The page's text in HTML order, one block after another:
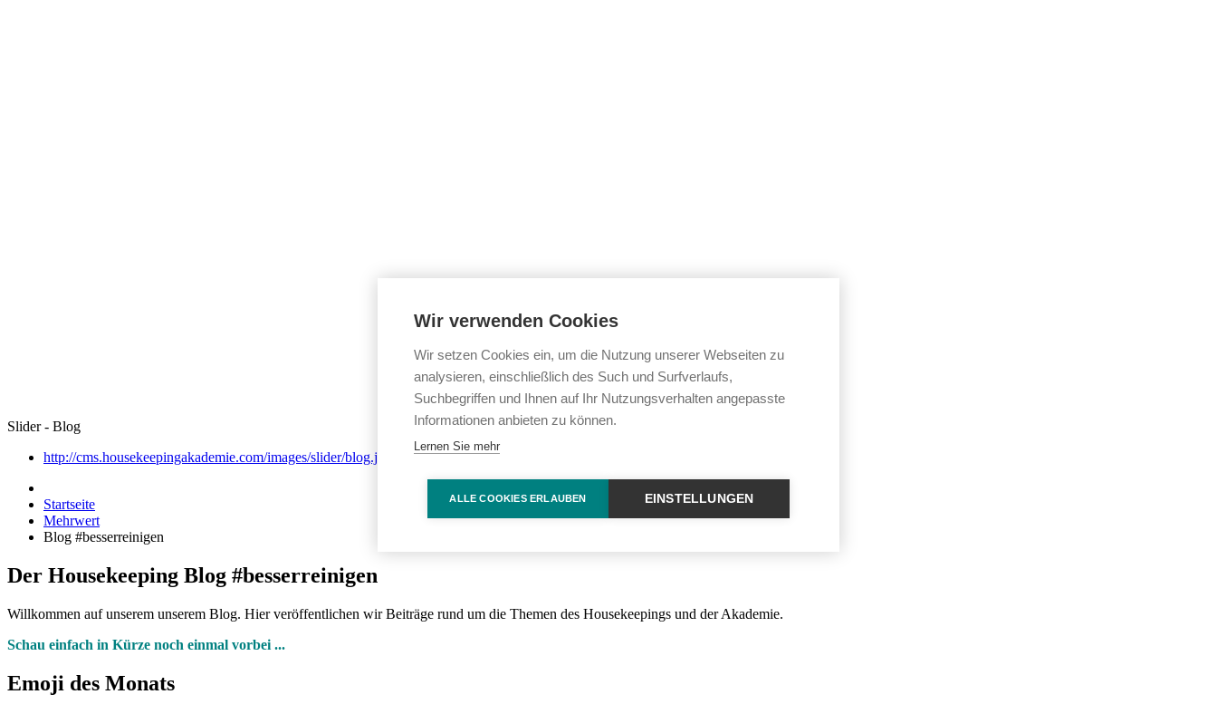
Slider - Blog
http://cms.housekeepingakademie.com/images/slider/blog.jpg
Startseite
Mehrwert
Blog #besserreinigen
Der Housekeeping Blog #besserreinigen
Willkommen auf unserem unserem Blog. Hier veröffentlichen wir Beiträge rund um die Themen des Housekeepings und der Akademie.
Schau einfach in Kürze noch einmal vorbei ...
Emoji des Monats
Wir verwenden Cookies
Wir setzen Cookies ein, um die Nutzung unserer Webseiten zu
analysieren, einschließlich des Such und Surfverlaufs,
Suchbegriffen und Ihnen auf Ihr Nutzungsverhalten angepasste
Informationen anbieten zu können.
Lernen Sie mehr
ALLE COOKIES ERLAUBEN EINSTELLUNGEN